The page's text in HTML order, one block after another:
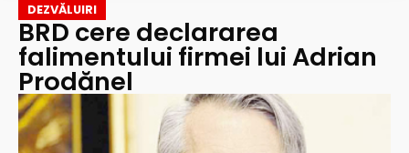
DEZVĂLUIRI
BRD cere declararea
falimentului firmei lui Adrian
Prodănel